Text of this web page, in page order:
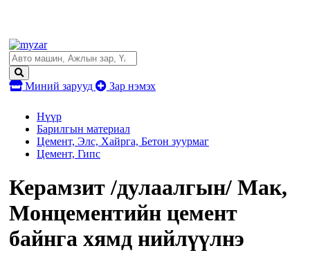
Миний зарууд Зар нэмэх
Нүүр
Барилгын материал
Цемент, Элс, Хайрга, Бетон зуурмаг
Цемент, Гипс
Керамзит /дулаалгын/ Мак,
Монцементийн цемент
байнга хямд нийлүүлнэ